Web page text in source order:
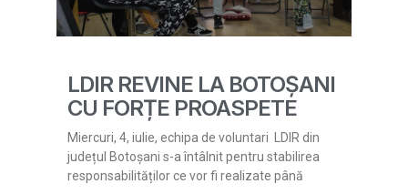
LDIR REVINE LA BOTOȘANI
CU FORȚE PROASPETE
Miercuri, 4, iulie, echipa de voluntari LDIR din
județul Botoșani s-a întâlnit pentru stabilirea
responsabilităților ce vor fi realizate până